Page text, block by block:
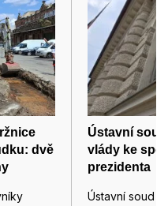
dvě
Ústavní
vlády ke
prezidenta
Ústavní soud